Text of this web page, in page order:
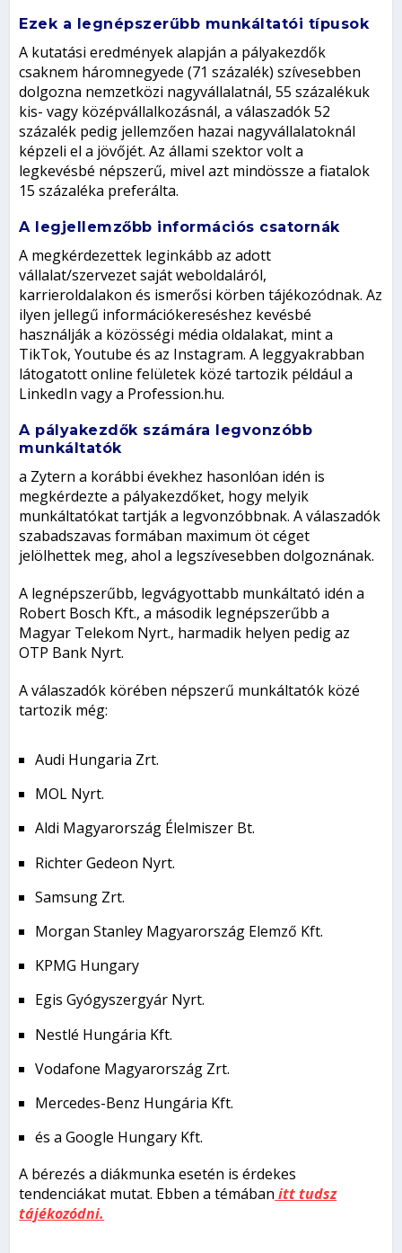
Ezek a legnépszerűbb munkáltatói típusok
A kutatási eredmények alapján a pályakezdők
csaknem háromnegyede (71 százalék) szívesebben
dolgozna nemzetközi nagyvállalatnál, 55 százalékuk
kis- vagy középvállalkozásnál, a válaszadók 52
százalék pedig jellemzően hazai nagyvállalatoknál
képzeli el a jövőjét. Az állami szektor volt a
legkevésbé népszerű, mivel azt mindössze a fiatalok
15 százaléka preferálta.
A legjellemzőbb információs csatornák
A megkérdezettek leginkább az adott
vállalat/szervezet saját weboldaláról,
karrieroldalakon és ismerősi körben tájékozódnak. Az
ilyen jellegű információkereséshez kevésbé
használják a közösségi média oldalakat, mint a
TikTok, Youtube és az Instagram. A leggyakrabban
látogatott online felületek közé tartozik például a
LinkedIn vagy a Profession.hu.
A pályakezdők számára legvonzóbb
munkáltatók
a Zytern a korábbi évekhez hasonlóan idén is
megkérdezte a pályakezdőket, hogy melyik
munkáltatókat tartják a legvonzóbbnak. A válaszadók
szabadszavas formában maximum öt céget
jelölhettek meg, ahol a legszívesebben dolgoznának.
A legnépszerűbb, legvágyottabb munkáltató idén a
Robert Bosch Kft., a második legnépszerűbb a
Magyar Telekom Nyrt., harmadik helyen pedig az
OTP Bank Nyrt.
A válaszadók körében népszerű munkáltatók közé
tartozik még:
Audi Hungaria Zrt.
MOL Nyrt.
Aldi Magyarország Élelmiszer Bt.
Richter Gedeon Nyrt.
Samsung Zrt.
Morgan Stanley Magyarország Elemző Kft.
KPMG Hungary
Egis Gyógyszergyár Nyrt.
Nestlé Hungária Kft.
Vodafone Magyarország Zrt.
Mercedes-Benz Hungária Kft.
és a Google Hungary Kft.
A bérezés a diákmunka esetén is érdekes
tendenciákat mutat. Ebben a témában itt tudsz
tájékozódni.